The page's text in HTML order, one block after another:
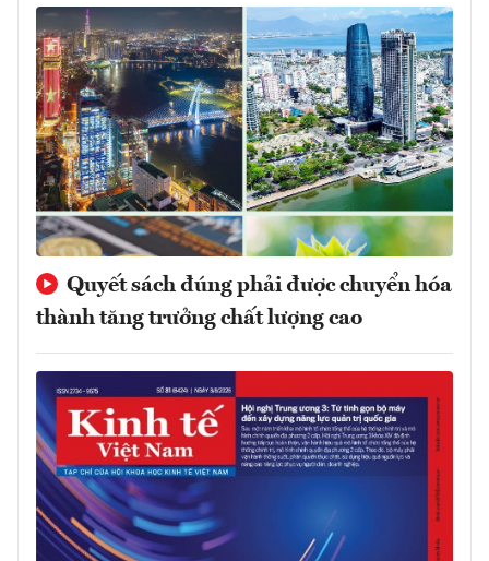
Quyết sách đúng phải được chuyển hóa
thành tăng trưởng chất lượng cao